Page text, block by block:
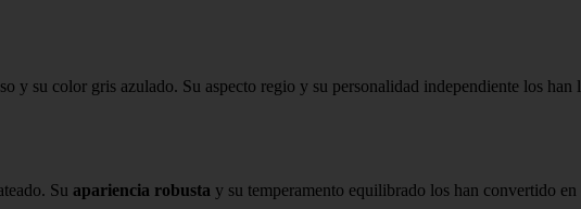
y su color gris azulado. Su aspecto regio y su personalidad independiente los
Su apariencia robusta y su temperamento equilibrado los han convertido